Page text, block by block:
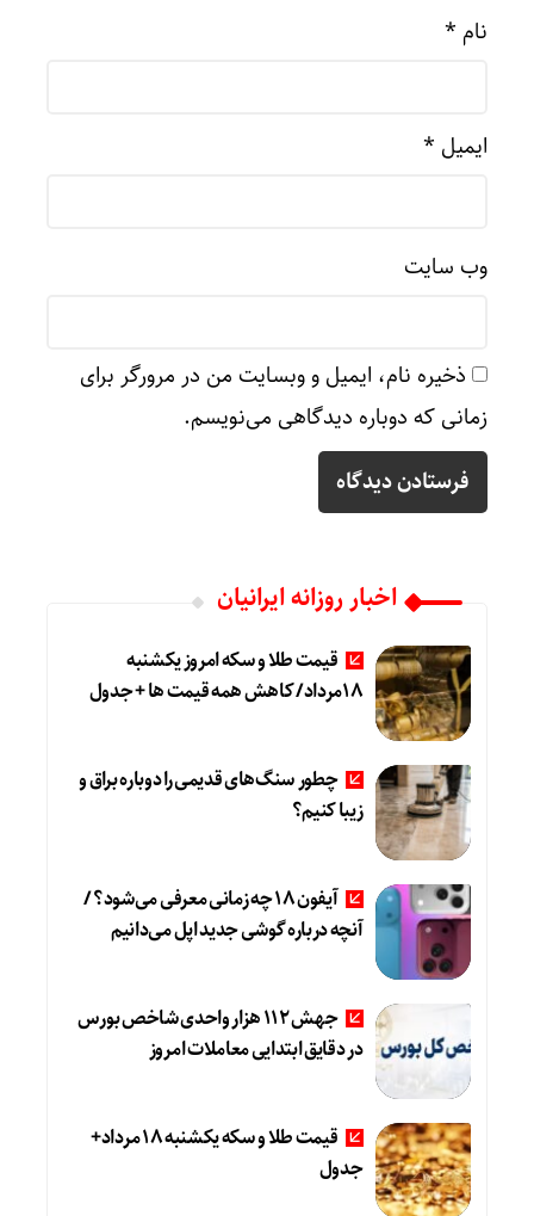
نام *
ایمیل *
وب‌ سایت
ذخیره نام، ایمیل و وبسایت من در مرورگر برای
زمانی که دوباره دیدگاهی می‌نویسم.
اخبار روزانه ایرانیان
قیمت طلا و سکه امروز یکشنبه
18مرداد/ کاهش همه قیمت ها + جدول
چطور سنگ‌های قدیمی را دوباره براق و
زیبا کنیم؟
آیفون ۱۸ چه زمانی معرفی می‌شود؟ /
آنچه درباره گوشی جدید اپل می‌دانیم
جهش 112 هزار واحدی شاخص بورس
در دقایق ابتدایی معاملات امروز
قیمت طلا و سکه یکشنبه 18 مرداد+
جدول